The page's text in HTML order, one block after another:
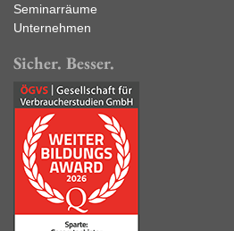
Seminarräume
Unternehmen
Sicher. Besser.